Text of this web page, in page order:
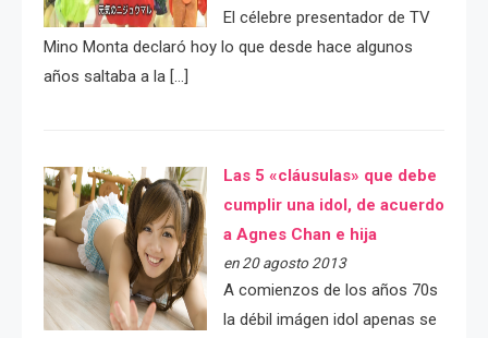
El célebre presentador de TV
Mino Monta declaró hoy lo que desde hace algunos
años saltaba a la […]
Las 5 «cláusulas» que debe
cumplir una idol, de acuerdo
a Agnes Chan e hija
en 20 agosto 2013
A comienzos de los años 70s
la débil imágen idol apenas se